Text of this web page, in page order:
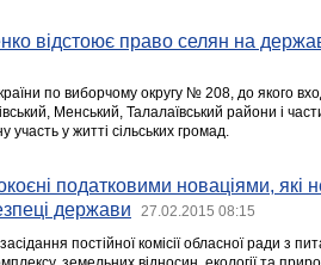
відстоює право селян на
по виборчому округу № 208, до якого
Менський, Талалаївський райони і
участь у житті сільських громад.
податковими новаціями, які
держави
27.02.2015 08:15
постійної комісії обласної ради з